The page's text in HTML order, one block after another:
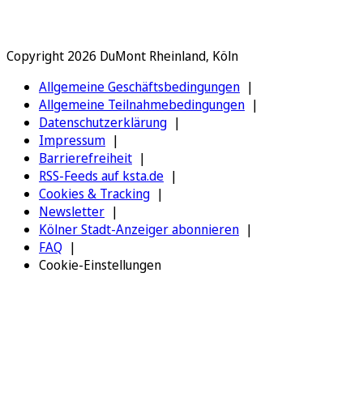
Copyright 2026 DuMont Rheinland, Köln
Allgemeine Geschäftsbedingungen
Allgemeine Teilnahmebedingungen
Datenschutzerklärung
Impressum
Barrierefreiheit
RSS-Feeds auf ksta.de
Cookies & Tracking
Newsletter
Kölner Stadt-Anzeiger abonnieren
FAQ
Cookie-Einstellungen